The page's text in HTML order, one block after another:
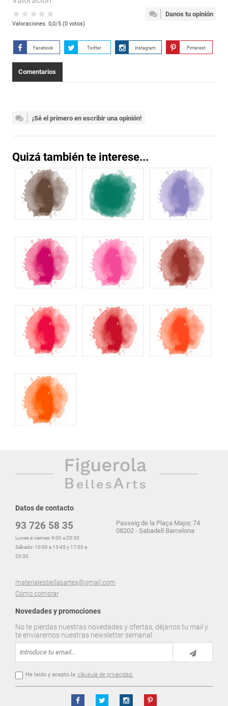
Danos tu opinión
Valoraciones: 0,0/5 (0votos)
Facebook Twitter Instagram Pinterest
Comentarios
¡Sé el primero en escribir una opinión!
Quizá también te interese...
Datos de contacto
93 726 58 35
Lunes a viernes: 9:00 a 20:30
Sábado: 10:00 a 13:45 y 17:00 a
20:30
materialesbellasartes@gmail.com
Cómo comprar
Passeig de la Plaça Major, 74
08202 - Sabadell Barcelona
Novedades y promociones
No te pierdas nuestras novedades y ofertas, déjanos tu mail y
te enviaremos nuestras newsletter semanal.
He leído y acepto la cláusula de privacidad.